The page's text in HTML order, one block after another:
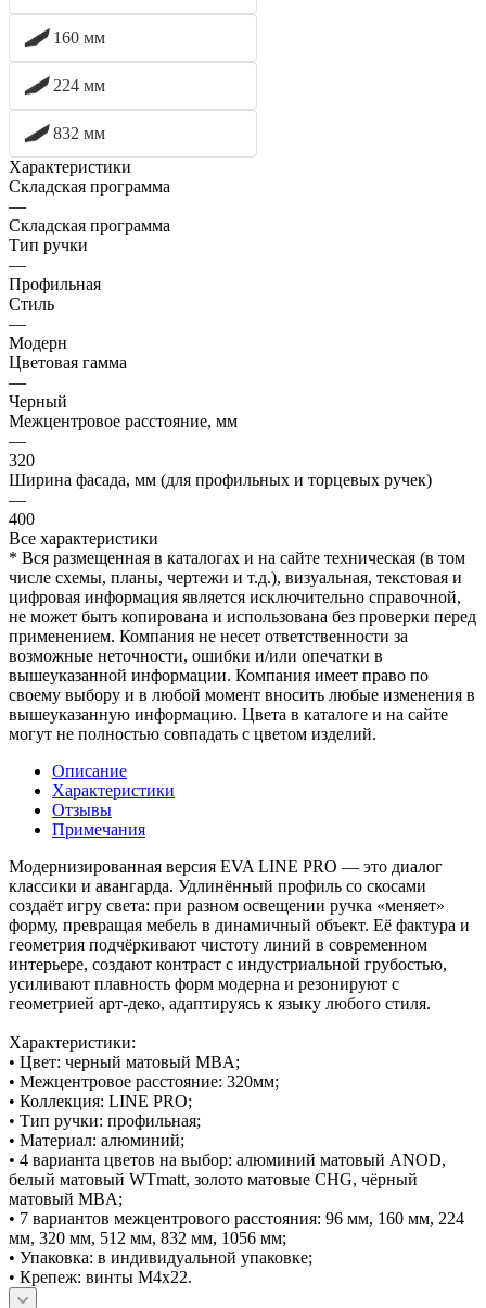
160 мм
224 мм
832 мм
Характеристики
Складская программа
—
Складская программа
Тип ручки
—
Профильная
Стиль
—
Модерн
Цветовая гамма
—
Черный
Межцентровое расстояние, мм
—
320
Ширина фасада, мм (для профильных и торцевых ручек)
—
400
Все характеристики
* Вся размещенная в каталогах и на сайте техническая (в том
числе схемы, планы, чертежи и т.д.), визуальная, текстовая и
цифровая информация является исключительно справочной,
не может быть копирована и использована без проверки перед
применением. Компания не несет ответственности за
возможные неточности, ошибки и/или опечатки в
вышеуказанной информации. Компания имеет право по
своему выбору и в любой момент вносить любые изменения в
вышеуказанную информацию. Цвета в каталоге и на сайте
могут не полностью совпадать с цветом изделий.
Описание
Характеристики
Отзывы
Примечания
Модернизированная версия EVA LINE PRO — это диалог
классики и авангарда. Удлинённый профиль со скосами
создаёт игру света: при разном освещении ручка «меняет»
форму, превращая мебель в динамичный объект. Её фактура и
геометрия подчёркивают чистоту линий в современном
интерьере, создают контраст с индустриальной грубостью,
усиливают плавность форм модерна и резонируют с
геометрией арт-деко, адаптируясь к языку любого стиля.
Характеристики:
• Цвет: черный матовый MBA;
• Межцентровое расстояние: 320мм;
• Коллекция: LINE PRO;
• Тип ручки: профильная;
• Материал: алюминий;
• 4 варианта цветов на выбор: алюминий матовый ANOD,
белый матовый WTmatt, золото матовые CHG, чёрный
матовый MBA;
• 7 вариантов межцентрового расстояния: 96 мм, 160 мм, 224
мм, 320 мм, 512 мм, 832 мм, 1056 мм;
• Упаковка: в индивидуальной упаковке;
• Крепеж: винты М4х22.